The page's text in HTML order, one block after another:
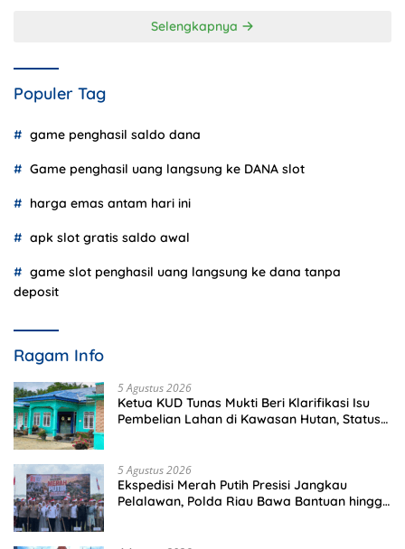
Selengkapnya
Populer Tag
game penghasil saldo dana
Game penghasil uang langsung ke DANA slot
harga emas antam hari ini
apk slot gratis saldo awal
game slot penghasil uang langsung ke dana tanpa
deposit
Ragam Info
5 Agustus 2026
Ketua KUD Tunas Mukti Beri Klarifikasi Isu
Pembelian Lahan di Kawasan Hutan, Status
5 Agustus 2026
Ekspedisi Merah Putih Presisi Jangkau
Pelalawan, Polda Riau Bawa Bantuan hingga